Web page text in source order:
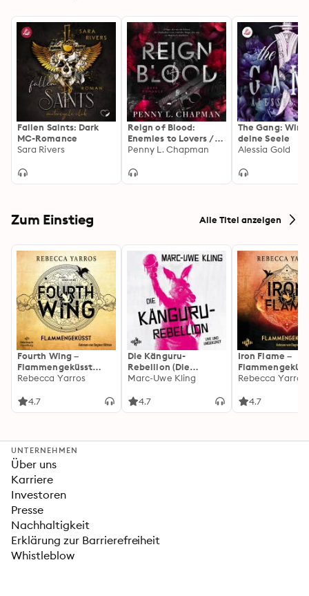
Fallen Saints: Dark
MC-Romance
Sara Rivers
Reign of Blood:
Enemies to Lovers /
Antihero Dark
Penny L. Chapman
The Gang: Wir
deine Seele
Alessia Gold
Zum Einstieg Alle Titel anzeigen
Fourth Wing –
Flammengeküsst
(Flammengeküsst-
Rebecca Yarros
4.7
Die Känguru-
Rebellion (Die
Känguru-Werke 5)
Marc-Uwe Kling
4.7
Iron Flame –
heißersehnte
Rebecca Yarros
4.7
UNTERNEHMEN
Über uns
Karriere
Investoren
Presse
Nachhaltigkeit
Erklärung zur Barrierefreiheit
Whistleblow